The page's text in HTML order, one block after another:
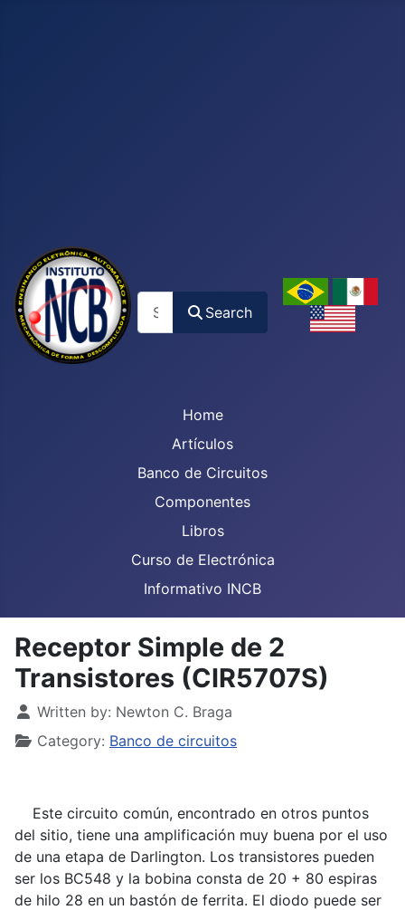
Search
Home
Artículos
Banco de Circuitos
Componentes
Libros
Curso de Electrónica
Informativo INCB
Receptor Simple de 2
Transistores (CIR5707S)
Details
Written by: Newton C. Braga
Category: Banco de circuitos
Este circuito común, encontrado en otros puntos
del sitio, tiene una amplificación muy buena por el uso
de una etapa de Darlington. Los transistores pueden
ser los BC548 y la bobina consta de 20 + 80 espiras
de hilo 28 en un bastón de ferrita. El diodo puede ser